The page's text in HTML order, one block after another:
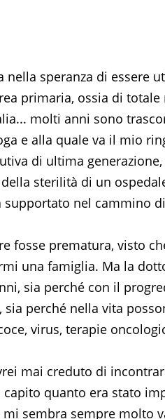
speranza di essere
primaria, ossia di totale
molti anni sono
e alla quale va il mio
di ultima
sterilità di un
supportato nel cammino
fosse prematura, visto
una famiglia. Ma la
sia perché con il
perché nella vita
virus, terapie
mai creduto di
quanto era stato
sembra sempre molto